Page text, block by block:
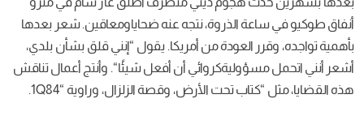
الذروة، نتجهعنهضحاياومعاقين. شعربعدها
العودة منأمريكا.يقول“إننيقلق بشأنبلدي،
أن أفعلشيئًا“. وأنتجأعمال تناقش
كتابتحتالأرض، وقصة الزلزال، وراوية“1Q84.